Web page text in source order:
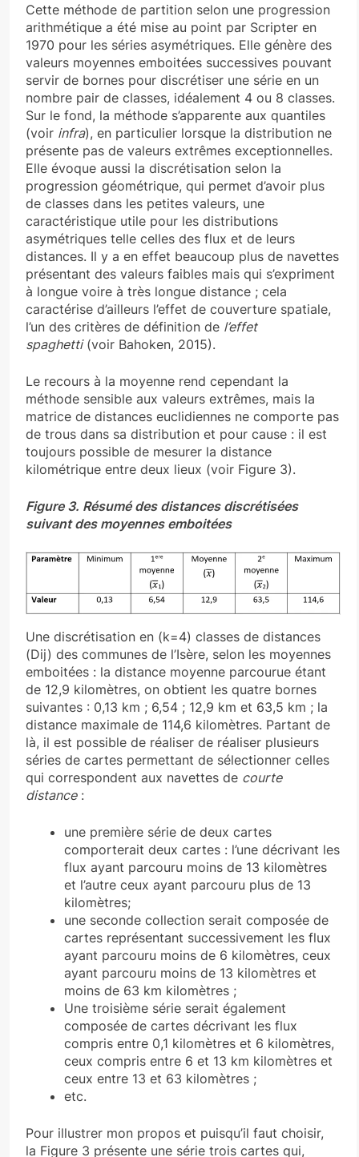
Cette méthode de partition selon une progression
arithmétique a été mise au point par Scripter en
1970 pour les séries asymétriques. Elle génère des
valeurs moyennes emboitées successives pouvant
servir de bornes pour discrétiser une série en un
nombre pair de classes, idéalement 4 ou 8 classes.
Sur le fond, la méthode s’apparente aux quantiles
(voir infra), en particulier lorsque la distribution ne
présente pas de valeurs extrêmes exceptionnelles.
Elle évoque aussi la discrétisation selon la
progression géométrique, qui permet d’avoir plus
de classes dans les petites valeurs, une
caractéristique utile pour les distributions
asymétriques telle celles des flux et de leurs
distances. Il y a en effet beaucoup plus de navettes
présentant des valeurs faibles mais qui s’expriment
à longue voire à très longue distance ; cela
caractérise d’ailleurs l’effet de couverture spatiale,
l’un des critères de définition de l’effet
spaghetti(voir Bahoken, 2015).
Le recours à la moyenne rend cependant la
méthode sensible aux valeurs extrêmes, mais la
matrice de distances euclidiennes ne comporte pas
de trous dans sa distribution et pour cause : il est
toujours possible de mesurer la distance
kilométrique entre deux lieux (voir Figure 3).
Figure 3. Résumé des distances discrétisées
suivant des moyennes emboitées
Une discrétisation en (k=4) classes de distances
(Dij) des communes de l’Isère, selon les moyennes
emboitées : la distance moyenne parcourue étant
de 12,9 kilomètres, on obtient les quatre bornes
suivantes : 0,13 km ; 6,54 ; 12,9 km et 63,5 km ; la
distance maximale de 114,6 kilomètres. Partant de
là, il est possible de réaliser de réaliser plusieurs
séries de cartes permettant de sélectionner celles
qui correspondent aux navettes de courte
distance:
une première série de deux cartes
comporterait deux cartes : l’une décrivant les
flux ayant parcouru moins de 13 kilomètres
et l’autre ceux ayant parcouru plus de 13
kilomètres;
une seconde collection serait composée de
cartes représentant successivement les flux
ayant parcouru moins de 6 kilomètres, ceux
ayant parcouru moins de 13 kilomètres et
moins de 63 km kilomètres ;
Une troisième série serait également
composée de cartes décrivant les flux
compris entre 0,1 kilomètres et 6 kilomètres,
ceux compris entre 6 et 13 km kilomètres et
ceux entre 13 et 63 kilomètres ;
etc.
Pour illustrer mon propos et puisqu’il faut choisir,
la Figure 3 présente une série trois cartes qui,